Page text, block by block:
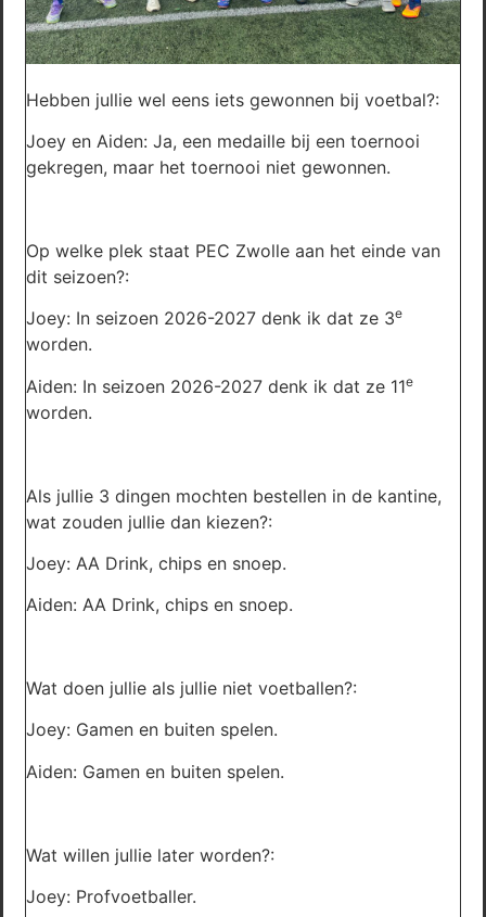
Hebben jullie wel eens iets gewonnen bij voetbal?:
Joey en Aiden: Ja, een medaille bij een toernooi
gekregen, maar het toernooi niet gewonnen.
Op welke plek staat PEC Zwolle aan het einde van
dit seizoen?:
Joey: In seizoen 2026-2027 denk ik dat ze 3e
worden.
Aiden: In seizoen 2026-2027 denk ik dat ze 11e
worden.
Als jullie 3 dingen mochten bestellen in de kantine,
wat zouden jullie dan kiezen?:
Joey: AA Drink, chips en snoep.
Aiden: AA Drink, chips en snoep.
Wat doen jullie als jullie niet voetballen?:
Joey: Gamen en buiten spelen.
Aiden: Gamen en buiten spelen.
Wat willen jullie later worden?:
Joey: Profvoetballer.